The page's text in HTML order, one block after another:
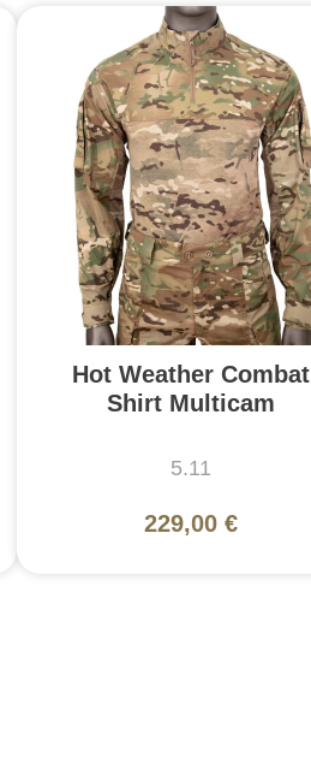
Hot Weather Combat
Shirt Multicam
5.11
229,00 €